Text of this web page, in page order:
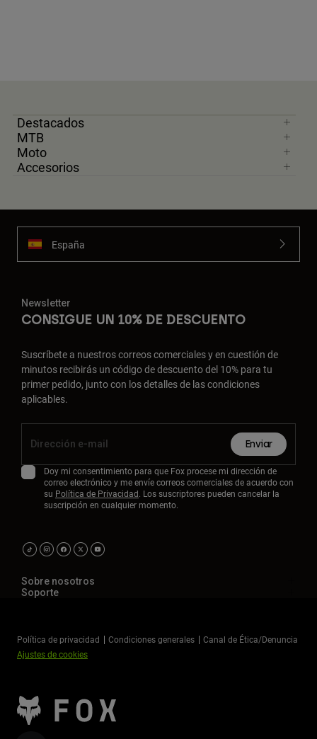
Destacados
MTB
Moto
Accesorios
España
Newsletter
CONSIGUE UN 10% DE DESCUENTO
Suscríbete a nuestros correos comerciales y en cuestión de
minutos recibirás un código de descuento del 10% para tu
primer pedido, junto con los detalles de las condiciones
aplicables.
Enviar
Doy mi consentimiento para que Fox procese mi dirección de
correo electrónico y me envíe correos comerciales de acuerdo con
su Política de Privacidad. Los suscriptores pueden cancelar la
suscripción en cualquier momento.
Sobre nosotros
Soporte
Política de privacidad Condiciones generales
Canal de Ética/Denuncia
Ajustes de cookies